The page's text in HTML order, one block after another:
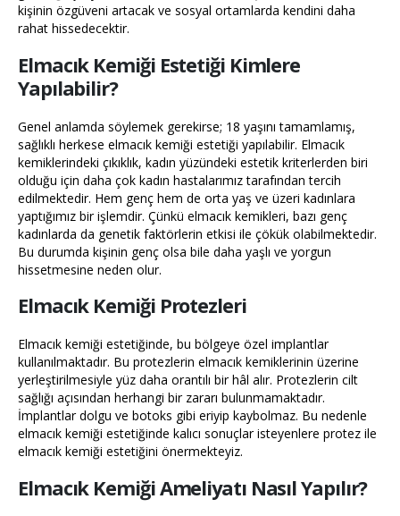
kişinin özgüveni artacak ve sosyal ortamlarda kendini daha
rahat hissedecektir.
Elmacık Kemiği Estetiği Kimlere
Yapılabilir?
Genel anlamda söylemek gerekirse; 18 yaşını tamamlamış,
sağlıklı herkese elmacık kemiği estetiği yapılabilir. Elmacık
kemiklerindeki çıkıklık, kadın yüzündeki estetik kriterlerden biri
olduğu için daha çok kadın hastalarımız tarafından tercih
edilmektedir. Hem genç hem de orta yaş ve üzeri kadınlara
yaptığımız bir işlemdir. Çünkü elmacık kemikleri, bazı genç
kadınlarda da genetik faktörlerin etkisi ile çökük olabilmektedir.
Bu durumda kişinin genç olsa bile daha yaşlı ve yorgun
hissetmesine neden olur.
Elmacık Kemiği Protezleri
Elmacık kemiği estetiğinde, bu bölgeye özel implantlar
kullanılmaktadır. Bu protezlerin elmacık kemiklerinin üzerine
yerleştirilmesiyle yüz daha orantılı bir hâl alır. Protezlerin cilt
sağlığı açısından herhangi bir zararı bulunmamaktadır.
İmplantlar dolgu ve botoks gibi eriyip kaybolmaz. Bu nedenle
elmacık kemiği estetiğinde kalıcı sonuçlar isteyenlere protez ile
elmacık kemiği estetiğini önermekteyiz.
Elmacık Kemiği Ameliyatı Nasıl Yapılır?